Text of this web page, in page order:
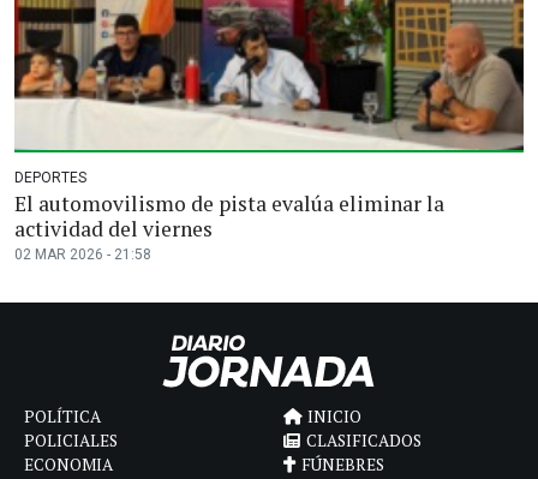
DEPORTES
El automovilismo de pista evalúa eliminar la
actividad del viernes
02 MAR 2026 - 21:58
POLÍTICA
POLICIALES
ECONOMIA
INICIO
CLASIFICADOS
FÚNEBRES